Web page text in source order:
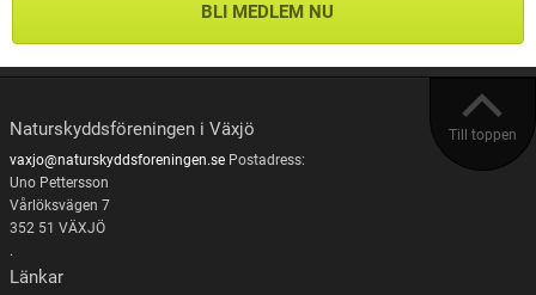
BLI MEDLEM NU
Till toppen
Naturskyddsföreningen i Växjö
vaxjo@naturskyddsforeningen.sePostadress:
Uno Pettersson
Vårlöksvägen 7
352 51 VÄXJÖ
.
Länkar